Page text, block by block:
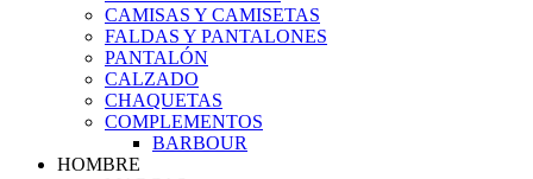
CAMISAS Y CAMISETAS
FALDAS Y PANTALONES
PANTALÓN
CALZADO
CHAQUETAS
COMPLEMENTOS
BARBOUR
HOMBRE